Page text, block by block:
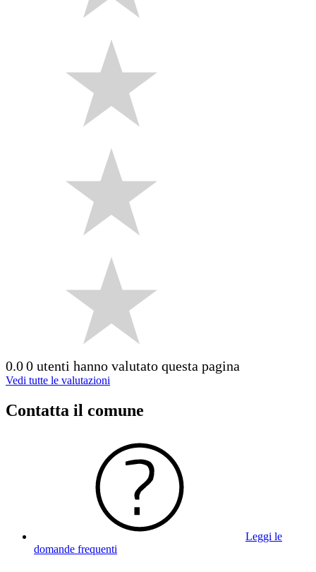
0.00 utenti hanno valutato questa pagina
Vedi tutte le valutazioni
Contatta il comune
Leggi le
domande frequenti